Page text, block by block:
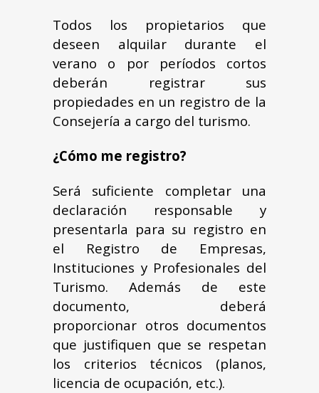
Todos los propietarios que
deseen alquilar durante el
verano o por períodos cortos
deberán registrar sus
propiedades en un registro de la
Consejería a cargo del turismo.
¿Cómo me registro?
Será suficiente completar una
declaración responsable y
presentarla para su registro en
el Registro de Empresas,
Instituciones y Profesionales del
Turismo. Además de este
documento, deberá
proporcionar otros documentos
que justifiquen que se respetan
los criterios técnicos (planos,
licencia de ocupación, etc.).